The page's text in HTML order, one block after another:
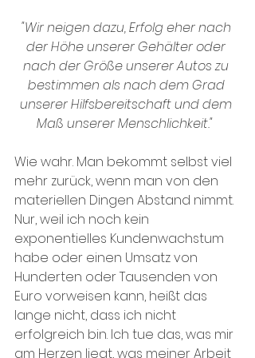
"Wir neigen dazu, Erfolg eher nach
der Höhe unserer Gehälter oder
nach der Größe unserer Autos zu
bestimmen als nach dem Grad
unserer Hilfsbereitschaft und dem
Maß unserer Menschlichkeit."
Wie wahr. Man bekommt selbst viel
mehr zurück, wenn man von den
materiellen Dingen Abstand nimmt.
Nur, weil ich noch kein
exponentielles Kundenwachstum
habe oder einen Umsatz von
Hunderten oder Tausenden von
Euro vorweisen kann, heißt das
lange nicht, dass ich nicht
erfolgreich bin. Ich tue das, was mir
am Herzen liegt, was meiner Arbeit